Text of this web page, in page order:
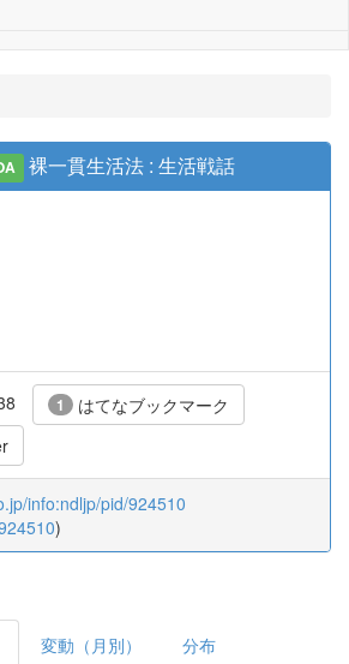
裸一貫生活法 : 生活戦話
1 はてなブックマーク
info:ndljp/pid/924510
)
変動（月別） 分布